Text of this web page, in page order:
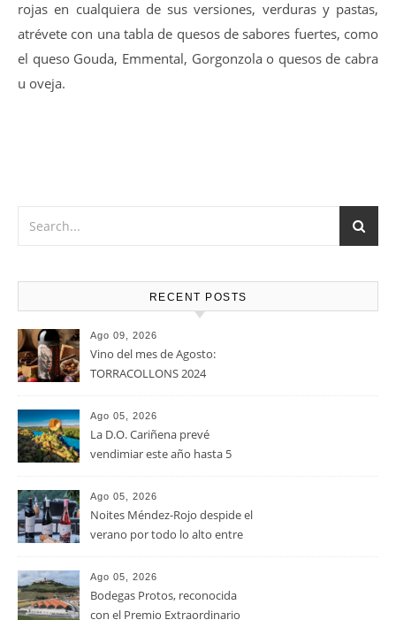
Vino muy versátil que Marida a la perfección con Carnes
Ago 09, 2026
Vino del mes de Agosto:
Ago 05, 2026
La D.O. Cariñena prevé
que en 2025
Ago 05, 2026
Noites Méndez-Rojo despide el